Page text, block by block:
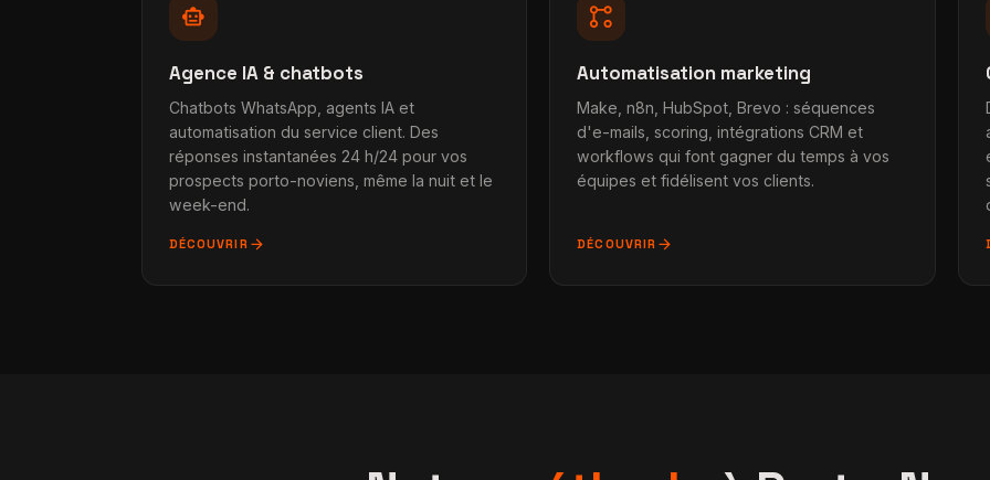
smart_toy
Agence IA & chatbots
Chatbots WhatsApp, agents IA et
automatisation du service client. Des
réponses instantanées 24 h/24 pour vos
prospects porto-noviens, même la nuit et le
week-end.
DÉCOUVRIR arrow_forward
linked_services
Automatisation marketing
Make, n8n, HubSpot, Brevo : séquences
d'e-mails, scoring, intégrations CRM et
workflows qui font gagner du temps à vos
équipes et fidélisent vos clients.
DÉCOUVRIR arrow_forward